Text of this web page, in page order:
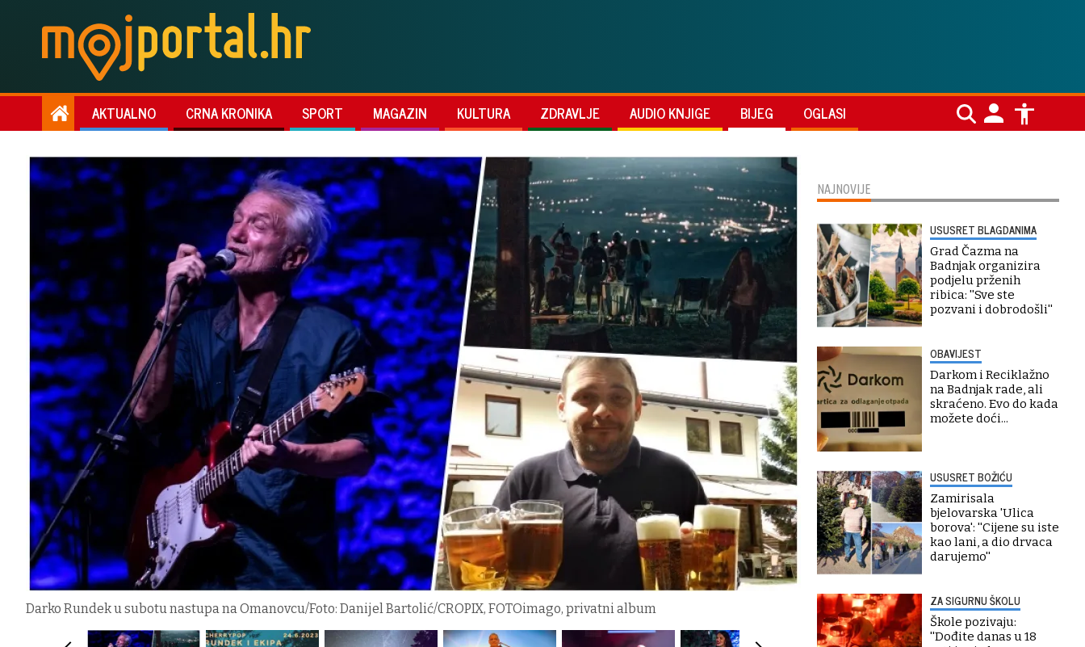
AKTUALNO CRNA KRONIKA SPORT MAGAZIN KULTURA ZDRAVLJE AUDIO KNJIGE BIJEG OGLASI
Darko Rundek u subotu nastupa na Omanovcu/Foto: Danijel Bartolić/CROPIX, FOTOimago, privatni album
NAJNOVIJE
USUSRET BLAGDANIMA
Grad Čazma na
Badnjak organizira
podjelu prženih
ribica: ''Sve ste
pozvani i dobrodošli''
OBAVIJEST
Darkom i Reciklažno
na Badnjak rade, ali
skraćeno. Evo do kada
možete doći...
USUSRET BOŽIĆU
Zamirisala
bjelovarska 'Ulica
borova': ''Cijene su iste
kao lani, a dio drvaca
darujemo''
ZA SIGURNU ŠKOLU
Škole pozivaju:
''Dođite danas u 18